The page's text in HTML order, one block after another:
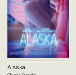
Alaska